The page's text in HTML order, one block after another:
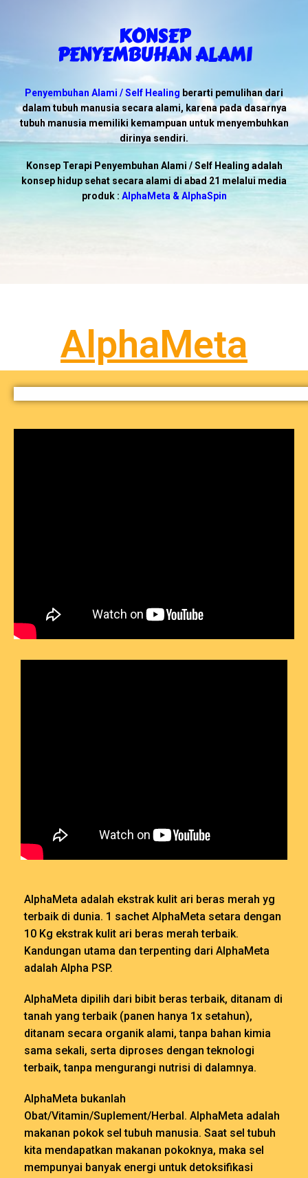
KONSEP
PENYEMBUHAN ALAMI
Penyembuhan Alami / Self Healing berarti pemulihan dari
dalam tubuh manusia secara alami, karena pada dasarnya
tubuh manusia memiliki kemampuan untuk menyembuhkan
dirinya sendiri.
Konsep Terapi Penyembuhan Alami / Self Healing adalah
konsep hidup sehat secara alami di abad 21 melalui media
produk : AlphaMeta & AlphaSpin
AlphaMeta
AlphaMeta adalah ekstrak kulit ari beras merah yg
terbaik di dunia. 1 sachet AlphaMeta setara dengan
10 Kg ekstrak kulit ari beras merah terbaik.
Kandungan utama dan terpenting dari AlphaMeta
adalah Alpha PSP.
AlphaMeta dipilih dari bibit beras terbaik, ditanam di
tanah yang terbaik (panen hanya 1x setahun),
ditanam secara organik alami, tanpa bahan kimia
sama sekali, serta diproses dengan teknologi
terbaik, tanpa mengurangi nutrisi di dalamnya.
AlphaMeta bukanlah
Obat/Vitamin/Suplement/Herbal. AlphaMeta adalah
makanan pokok sel tubuh manusia. Saat sel tubuh
kita mendapatkan makanan pokoknya, maka sel
mempunyai banyak energi untuk detoksifikasi